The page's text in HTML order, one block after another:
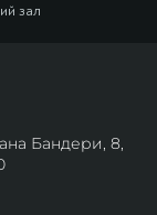
зал
Бандери, 8,